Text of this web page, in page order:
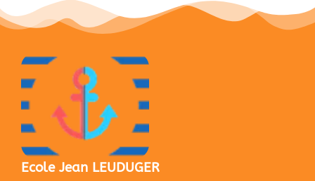
Ecole Jean LEUDUGER